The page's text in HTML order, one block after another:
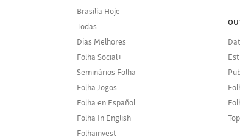
Brasília Hoje
Todas
Dias Melhores
Folha Social+
Seminários Folha
Folha Jogos
Folha en Español
Folha In English
Folhainvest